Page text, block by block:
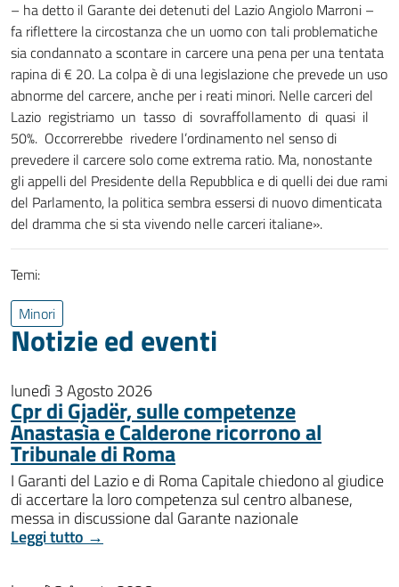
– ha detto il Garante dei detenuti del Lazio Angiolo Marroni –
fa riflettere la circostanza che un uomo con tali problematiche
sia condannato a scontare in carcere una pena per una tentata
rapina di € 20. La colpa è di una legislazione che prevede un uso
abnorme del carcere, anche per i reati minori. Nelle carceri del
Lazio registriamo un tasso di sovraffollamento di quasi il
50%. Occorrerebbe rivedere l’ordinamento nel senso di
prevedere il carcere solo come extrema ratio. Ma, nonostante
gli appelli del Presidente della Repubblica e di quelli dei due rami
del Parlamento, la politica sembra essersi di nuovo dimenticata
del dramma che si sta vivendo nelle carceri italiane».
Temi:
Minori
Notizie ed eventi
lunedì 3 Agosto 2026
Cpr di Gjadër, sulle competenze
Anastasìa e Calderone ricorrono al
Tribunale di Roma
I Garanti del Lazio e di Roma Capitale chiedono al giudice
di accertare la loro competenza sul centro albanese,
messa in discussione dal Garante nazionale
Leggi tutto →